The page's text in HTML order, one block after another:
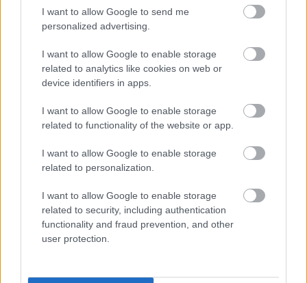
I want to allow Google to send me
personalized advertising.
I want to allow Google to enable storage
related to analytics like cookies on web or
device identifiers in apps.
I want to allow Google to enable storage
related to functionality of the website or app.
I want to allow Google to enable storage
related to personalization.
I want to allow Google to enable storage
related to security, including authentication
functionality and fraud prevention, and other
user protection.
Összegzés: a chayote könnyen elkészíthető,
kalóriaszegény, és széles körű egészségügyi előnyöket
kínál. Tedd be a heti menübe, salátába, wokba vagy levesbe.
Kipróbálod a következő bevásárlásnál?
Oszd meg ezt a posztot:
WhatsappReddit Share
via